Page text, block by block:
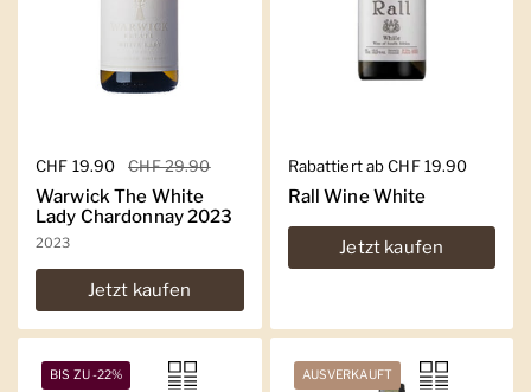
Regulärer Preis
CHF 19.90 Sale-Preis
CHF 29.90
Warwick The White
Lady Chardonnay 2023
2023
Jetzt kaufen
Regulärer Preis
Rabattiert ab CHF 19.90
Rall Wine White
Jetzt kaufen
BIS ZU -22% AUSVERKAUFT